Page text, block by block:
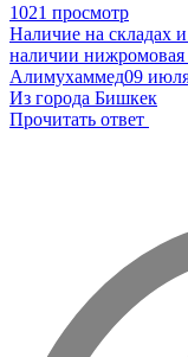
1021 просмотр
Наличие на складах и
наличии нижромовая
Алимухаммед09
Из города Бишкек
Прочитать ответ